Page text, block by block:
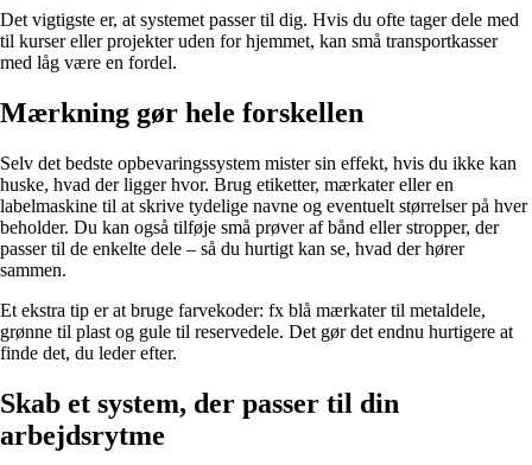
Det vigtigste er, at systemet passer til dig. Hvis du ofte tager dele med
til kurser eller projekter uden for hjemmet, kan små transportkasser
med låg være en fordel.
Mærkning gør hele forskellen
Selv det bedste opbevaringssystem mister sin effekt, hvis du ikke kan
huske, hvad der ligger hvor. Brug etiketter, mærkater eller en
labelmaskine til at skrive tydelige navne og eventuelt størrelser på hver
beholder. Du kan også tilføje små prøver af bånd eller stropper, der
passer til de enkelte dele – så du hurtigt kan se, hvad der hører
sammen.
Et ekstra tip er at bruge farvekoder: fx blå mærkater til metaldele,
grønne til plast og gule til reservedele. Det gør det endnu hurtigere at
finde det, du leder efter.
Skab et system, der passer til din
arbejdsrytme